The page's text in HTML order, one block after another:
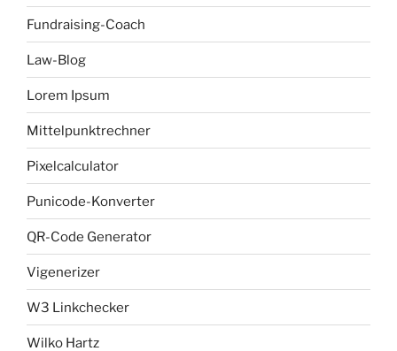
Fundraising-Coach
Law-Blog
Lorem Ipsum
Mittelpunktrechner
Pixelcalculator
Punicode-Konverter
QR-Code Generator
Vigenerizer
W3 Linkchecker
Wilko Hartz